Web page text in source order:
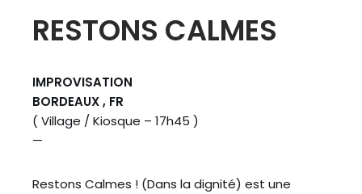
RESTONS CALMES
IMPROVISATION
BORDEAUX , FR
( Village / Kiosque – 17h45 )
—
Restons Calmes ! (Dans la dignité) est une